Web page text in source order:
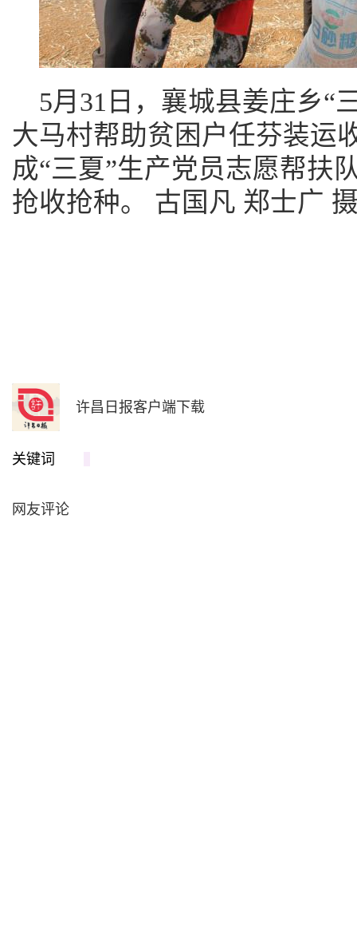
5月31日，襄城县姜庄乡“
大马村帮助贫困户任芬装运
成“三夏”生产党员志愿帮扶
抢收抢种。 古国凡 郑士广
许昌日报客户端下载
关键词
网友评论